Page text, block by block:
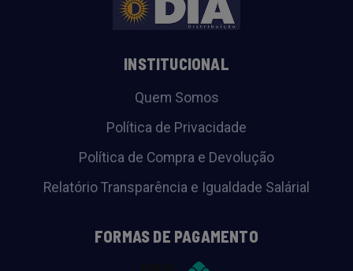
INSTITUCIONAL
Quem Somos
Política de Privacidade
Política de Compra e Devolução
Relatório Transparência e Igualdade Salárial
FORMAS DE PAGAMENTO